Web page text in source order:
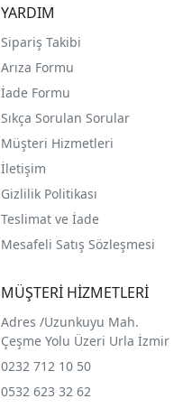
YARDIM
Sipariş Takibi
Arıza Formu
İade Formu
Sıkça Sorulan Sorular
Müşteri Hizmetleri
İletişim
Gizlilik Politikası
Teslimat ve İade
Mesafeli Satış Sözleşmesi
MÜŞTERİ HİZMETLERİ
Adres /Uzunkuyu Mah.
Çeşme Yolu Üzeri Urla İzmir
0232 712 10 50
0532 623 32 62